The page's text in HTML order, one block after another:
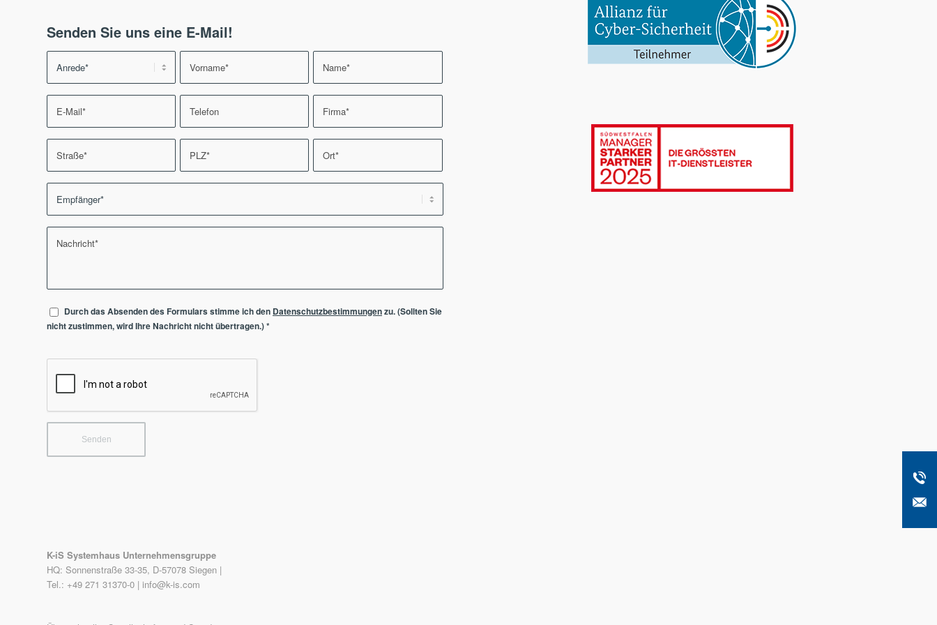
Senden Sie uns eine E-Mail!
Durch das Absenden des Formulars stimme ich den Datenschutzbestimmungenzu. (Sollten Sie
nicht zustimmen, wird Ihre Nachricht nicht übertragen.)*
K-iS Systemhaus Unternehmensgruppe
HQ: Sonnenstraße 33-35, D-57078 Siegen |
Tel.: +49 271 31370-0 | info@k-is.com